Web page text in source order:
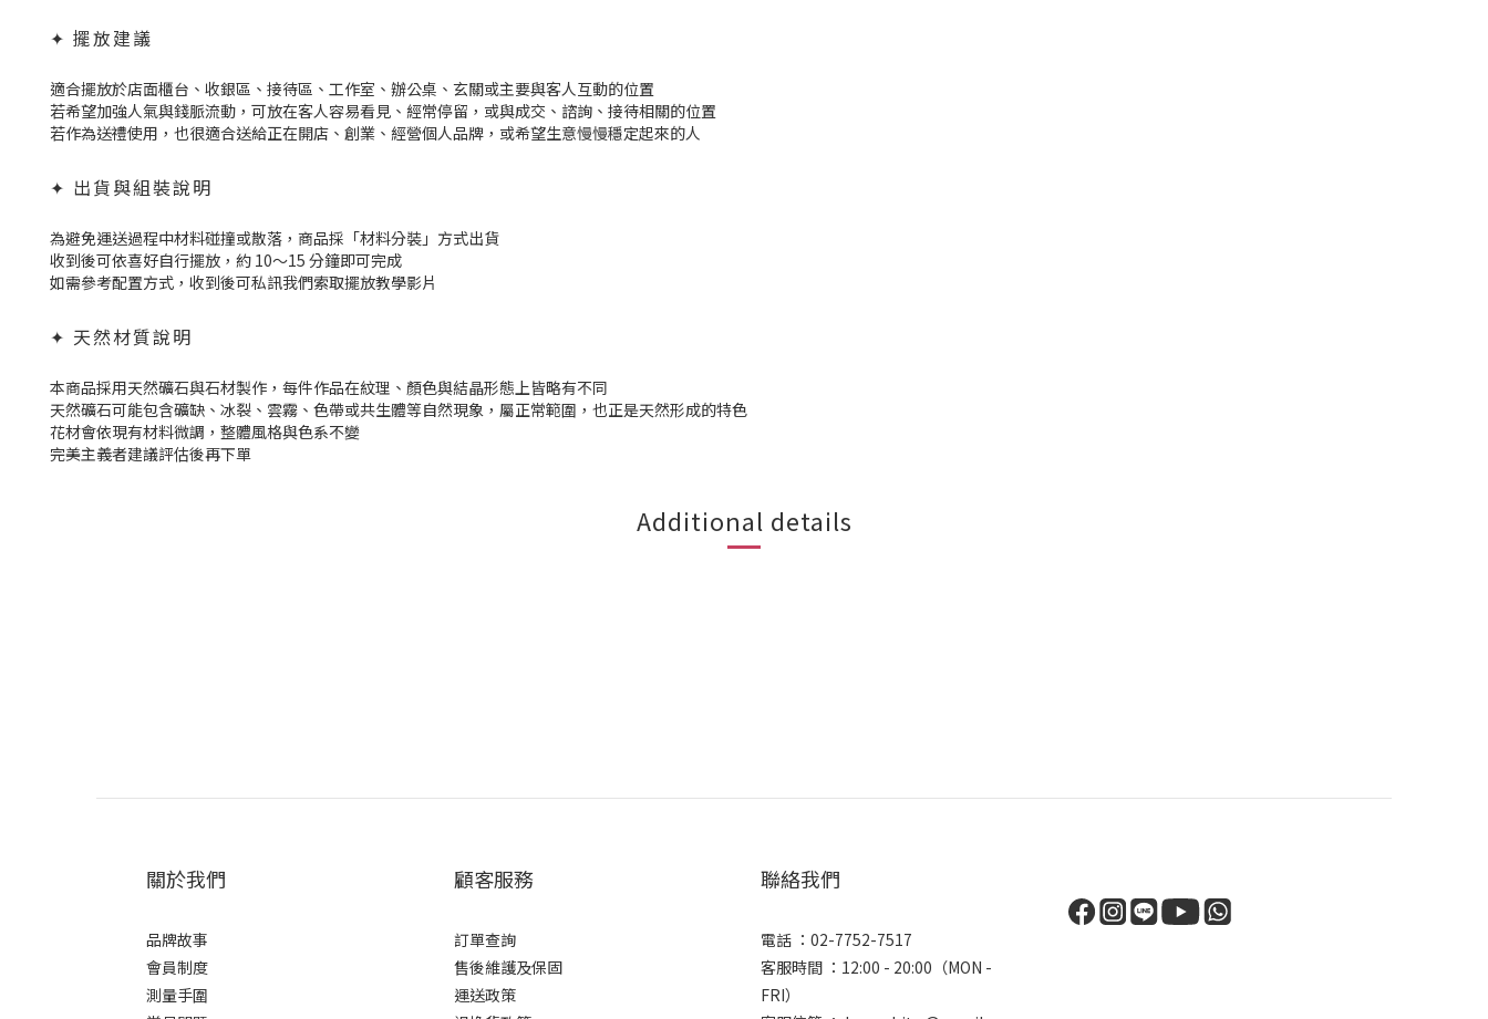
✦ 擺放建議
適合擺放於店面櫃台、收銀區、接待區、工作室、辦公桌、玄關或主要與客人互動的位置
若希望加強人氣與錢脈流動，可放在客人容易看見、經常停留，或與成交、諮詢、接待相關的位置
若作為送禮使用，也很適合送給正在開店、創業、經營個人品牌，或希望生意慢慢穩定起來的人
✦ 出貨與組裝說明
為避免運送過程中材料碰撞或散落，商品採「材料分裝」方式出貨
收到後可依喜好自行擺放，約 10～15 分鐘即可完成
如需參考配置方式，收到後可私訊我們索取擺放教學影片
✦ 天然材質說明
本商品採用天然礦石與石材製作，每件作品在紋理、顏色與結晶形態上皆略有不同
天然礦石可能包含礦缺、冰裂、雲霧、色帶或共生體等自然現象，屬正常範圍，也正是天然形成的特色
花材會依現有材料微調，整體風格與色系不變
完美主義者建議評估後再下單
Additional details
關於我們
品牌故事
會員制度
測量手圍
顧客服務
訂單查詢
售後維護及保固
運送政策
聯絡我們
電話 ：02-7752-7517
客服時間 ：12:00 - 20:00（MON -
FRI）